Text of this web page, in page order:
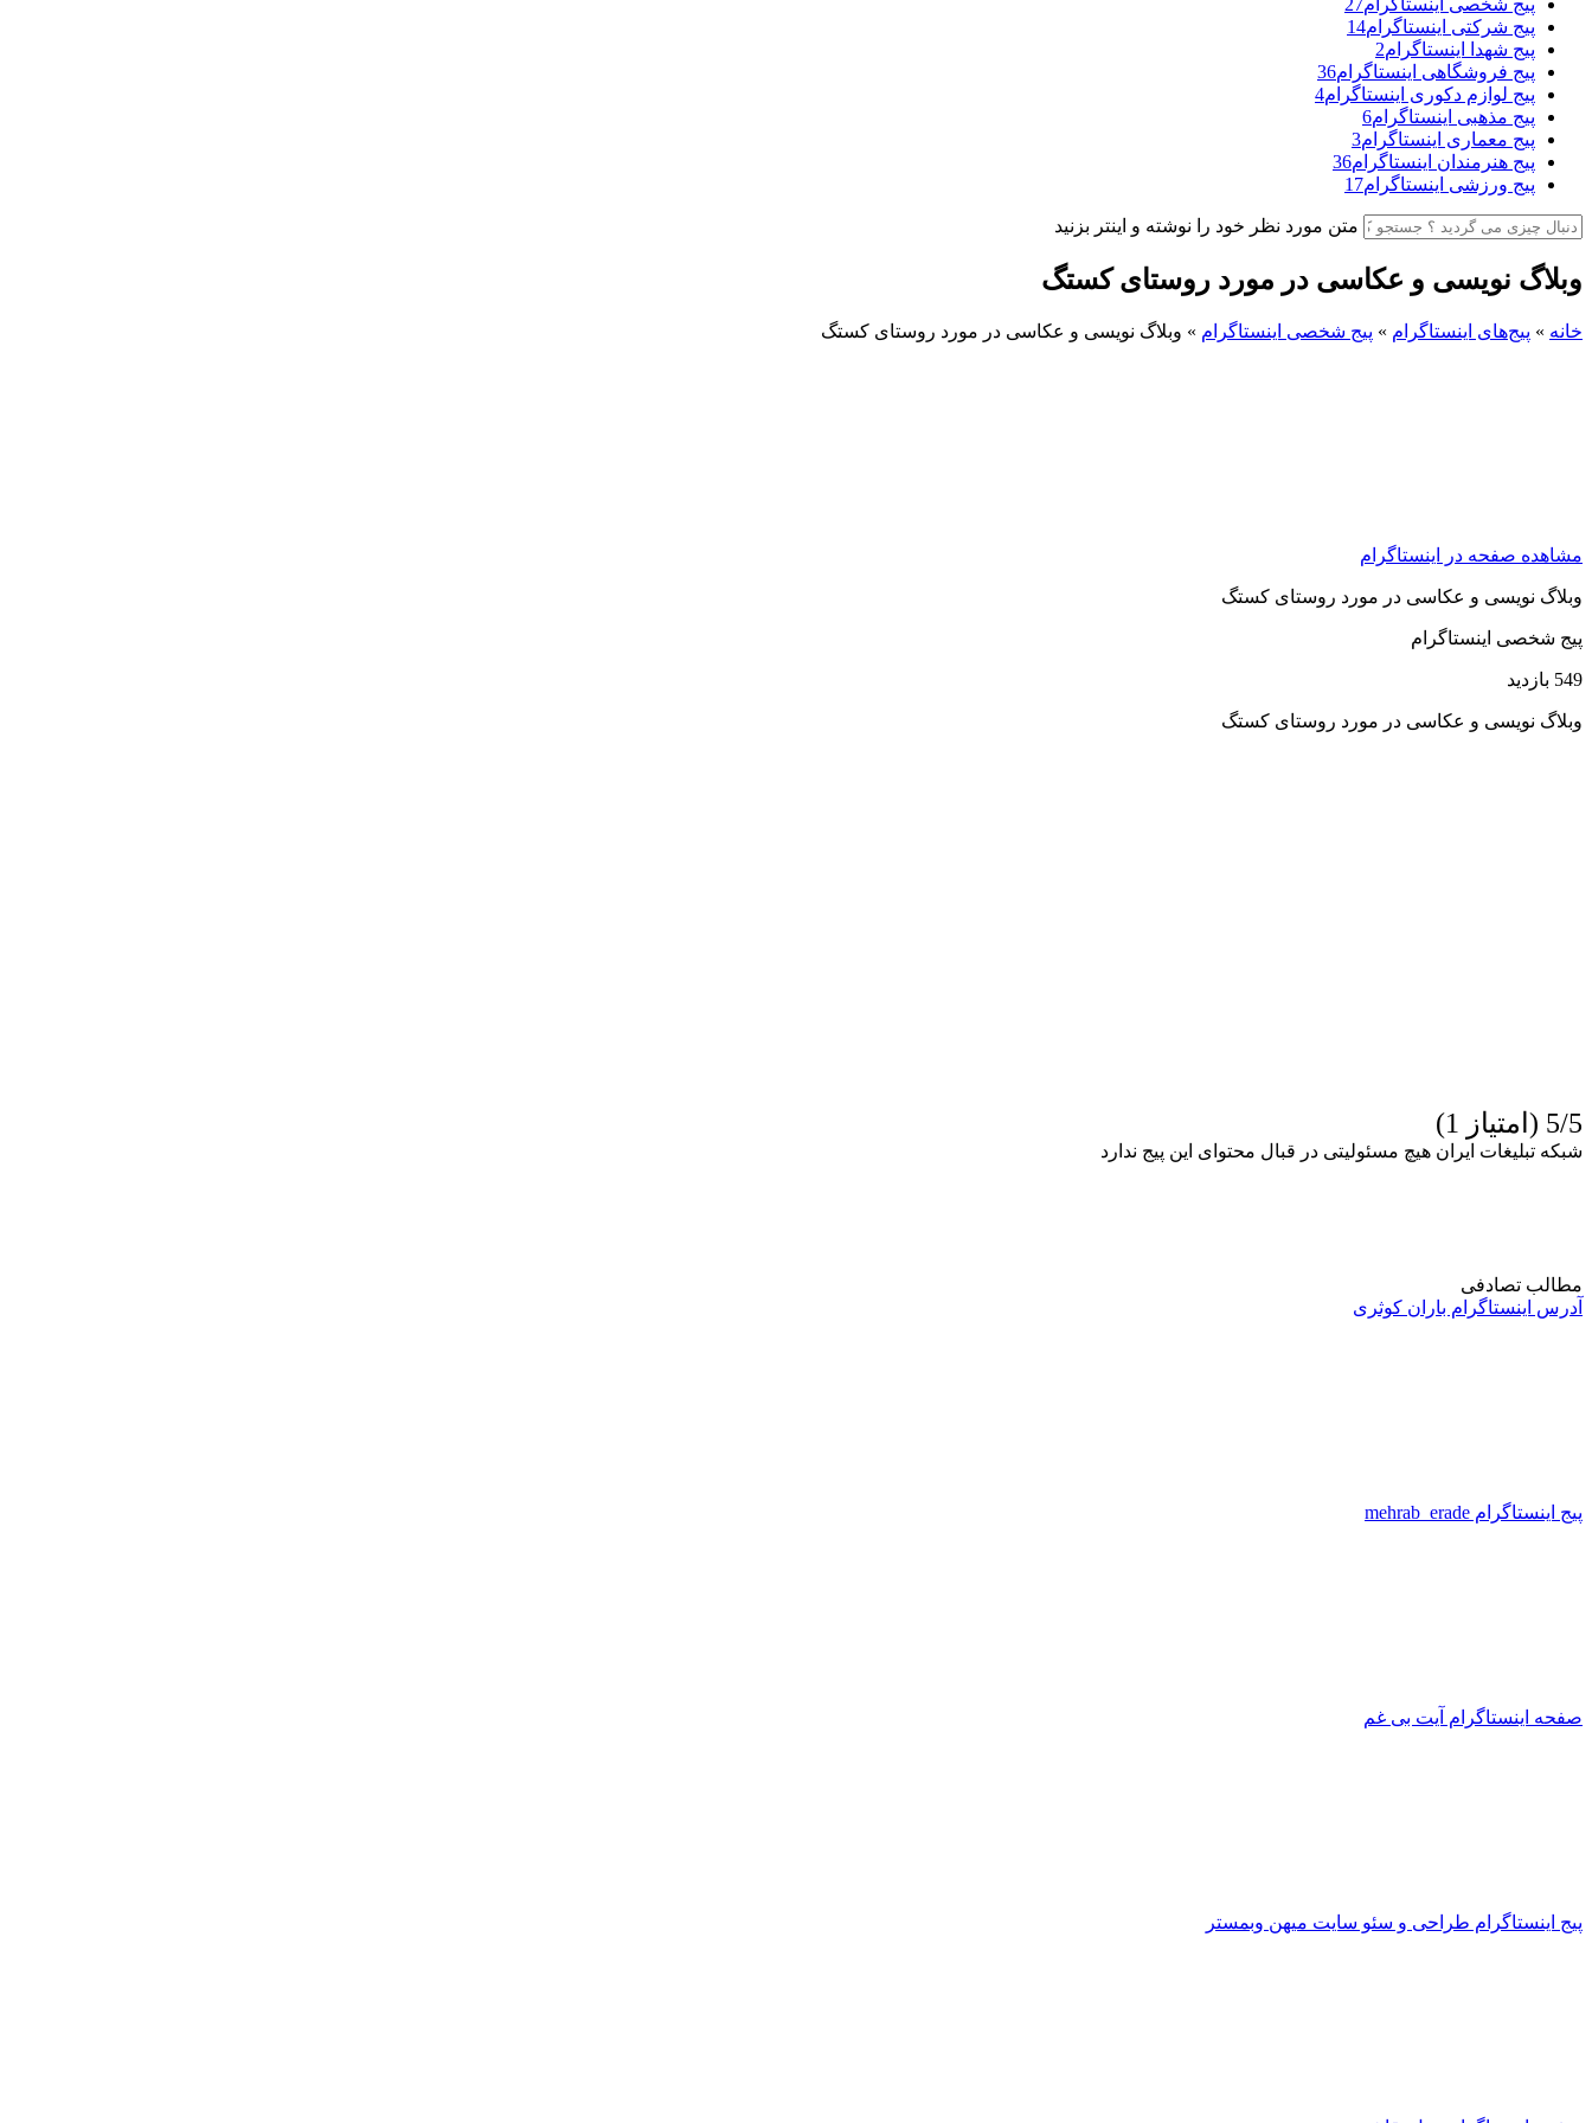
پیج شرکتی اینستاگرام14
پیج شهدا اینستاگرام2
پیج فروشگاهی اینستاگرام36
پیج لوازم دکوری اینستاگرام4
پیج مذهبی اینستاگرام6
پیج معماری اینستاگرام3
پیج هنرمندان اینستاگرام36
پیج ورزشی اینستاگرام17
متن مورد نظر خود را نوشته و اینتر بزنید
وبلاگ نویسی و عکاسی در مورد روستای کستگ
خانه » پیج‌های اینستاگرام » پیج شخصی اینستاگرام » وبلاگ نویسی و عکاسی در مورد روستای کستگ
مشاهده صفحه در اینستاگرام
وبلاگ نویسی و عکاسی در مورد روستای کستگ
پیج شخصی اینستاگرام
549 بازدید
وبلاگ نویسی و عکاسی در مورد روستای کستگ
5/5 (امتیاز 1)
شبکه تبلیغات ایران هیچ مسئولیتی در قبال محتوای این پیج ندارد
مطالب تصادفی
آدرس اینستاگرام باران کوثری
پیج اینستاگرام mehrab_erade
صفحه اینستاگرام آیت بی غم
پیج اینستاگرام طراحی و سئو سایت میهن وبمستر